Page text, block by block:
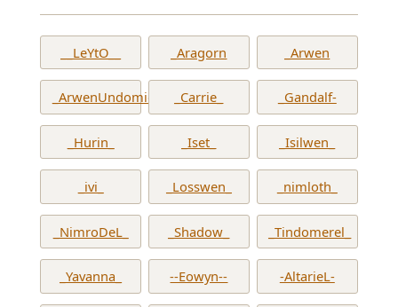
__LeYtO__ _Aragorn _Arwen
_ArwenUndomiel_ _Carrie_ _Gandalf-
_Hurin_ _Iset_ _Isilwen_
_ivi_ _Losswen_ _nimloth_
_NimroDeL_ _Shadow_ _Tindomerel_
_Yavanna_ --Eowyn-- -AltarieL-